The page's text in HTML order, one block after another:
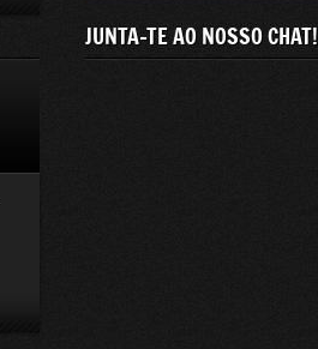
JUNTA-TE AO NOSSO CHAT!